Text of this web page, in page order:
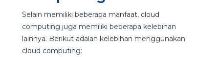
Selain memiliki beberapa manfaat, cloud
computing juga memiliki beberapa kelebihan
lainnya. Berikut adalah kelebihan menggunakan
cloud computing: